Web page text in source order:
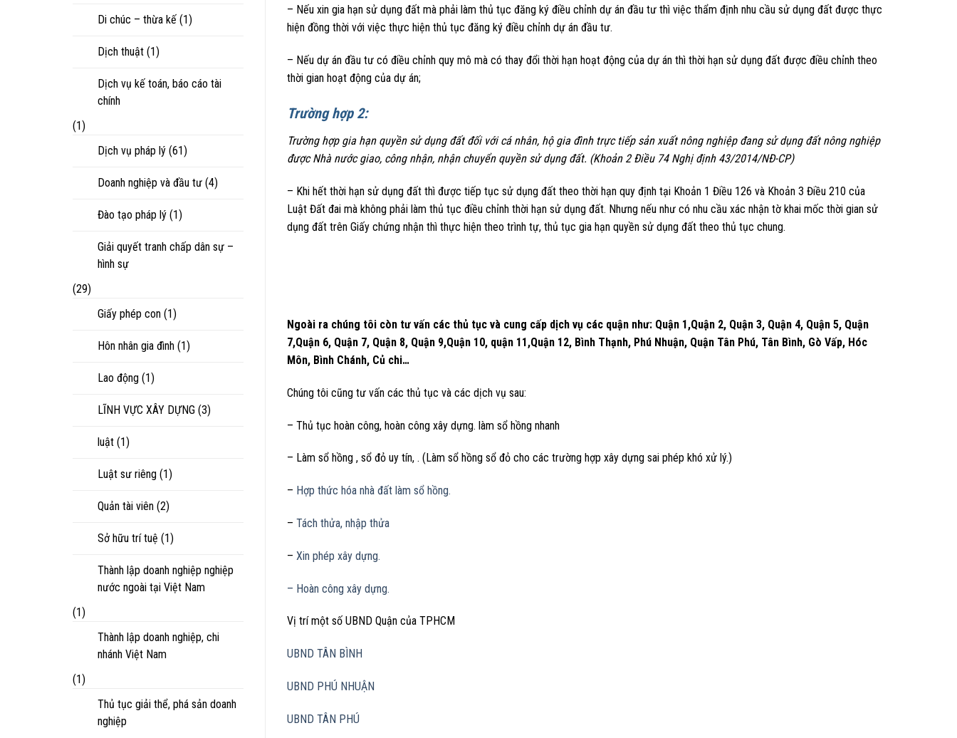
chấp
Di chúc – thừa kế (1)
Dịch thuật (1)
Dịch vụ kế toán, báo cáo tài
chính
(1)
Dịch vụ pháp lý (61)
Doanh nghiệp và đầu tư (4)
Đào tạo pháp lý (1)
Giải quyết tranh chấp dân sự –
hình sự
(29)
Giấy phép con (1)
Hôn nhân gia đình (1)
Lao động (1)
LĨNH VỰC XÂY DỰNG (3)
luật (1)
Luật sư riêng (1)
Quản tài viên (2)
Sở hữu trí tuệ (1)
Thành lập doanh nghiệp nghiệp
nước ngoài tại Việt Nam
(1)
Thành lập doanh nghiệp, chi
nhánh Việt Nam
(1)
Thủ tục giải thể, phá sản doanh
nghiệp
– Nếu xin gia hạn sử dụng đất mà phải làm thủ tục đăng ký điều chỉnh dự án đầu tư thì việc thẩm định nhu cầu sử dụng đất được thực
hiện đồng thời với việc thực hiện thủ tục đăng ký điều chỉnh dự án đầu tư.
– Nếu dự án đầu tư có điều chỉnh quy mô mà có thay đổi thời hạn hoạt động của dự án thì thời hạn sử dụng đất được điều chỉnh theo
thời gian hoạt động của dự án;
Trường hợp 2:
Trường hợp gia hạn quyền sử dụng đất đối với cá nhân, hộ gia đình trực tiếp sản xuất nông nghiệp đang sử dụng đất nông nghiệp
được Nhà nước giao, công nhận, nhận chuyển quyền sử dụng đất. (Khoản 2 Điều 74 Nghị định 43/2014/NĐ-CP)
– Khi hết thời hạn sử dụng đất thì được tiếp tục sử dụng đất theo thời hạn quy định tại Khoản 1 Điều 126 và Khoản 3 Điều 210 của
Luật Đất đai mà không phải làm thủ tục điều chỉnh thời hạn sử dụng đất. Nhưng nếu như có nhu cầu xác nhận tờ khai mốc thời gian sử
dụng đất trên Giấy chứng nhận thì thực hiện theo trình tự, thủ tục gia hạn quyền sử dụng đất theo thủ tục chung.
Ngoài ra chúng tôi còn tư vấn các thủ tục và cung cấp dịch vụ các quận như: Quận 1,Quận 2, Quận 3, Quận 4, Quận 5, Quận
7,Quận 6, Quận 7, Quận 8, Quận 9,Quận 10, quận 11,Quận 12, Bình Thạnh, Phú Nhuận, Quận Tân Phú, Tân Bình, Gò Vấp, Hóc
Môn, Bình Chánh, Củ chi…
Chúng tôi cũng tư vấn các thủ tục và các dịch vụ sau:
– Thủ tục hoàn công, hoàn công xây dựng. làm sổ hồng nhanh
– Làm sổ hồng , sổ đỏ uy tín, . (Làm sổ hồng sổ đỏ cho các trường hợp xây dựng sai phép khó xử lý.)
– Hợp thức hóa nhà đất làm sổ hồng.
– Tách thửa, nhập thửa
– Xin phép xây dựng.
– Hoàn công xây dựng.
Vị trí một số UBND Quận của TPHCM
UBND TÂN BÌNH
UBND PHÚ NHUẬN
UBND TÂN PHÚ